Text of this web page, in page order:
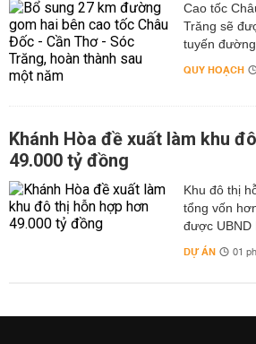
Cao tốc
Trăng sẽ
tuyến đường
QUY HOẠCH
Khánh Hòa đề xuất làm khu
49.000 tỷ đồng
Khu đô thị
tổng vốn
được UBND
DỰ ÁN 01